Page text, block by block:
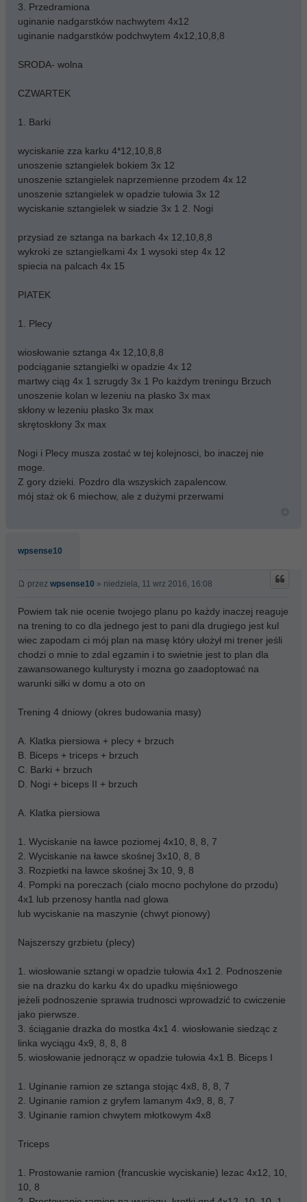
3. Przedramiona
uginanie nadgarstków nachwytem 4x12
uginanie nadgarstków podchwytem 4x12,10,8,8
SRODA- wolna
CZWARTEK
1. Barki
wyciskanie zza karku 4*12,10,8,8
unoszenie sztangielek bokiem 3x 12
unoszenie sztangielek naprzemienne przodem 4x 12
unoszenie sztangielek w opadzie tułowia 3x 12
wyciskanie sztangielek w siadzie 3x 1 2. Nogi
przysiad ze sztanga na barkach 4x 12,10,8,8
wykroki ze sztangielkami 4x 1 wysoki step 4x 12
spiecia na palcach 4x 15
PIATEK
1. Plecy
wiosłowanie sztanga 4x 12,10,8,8
podciąganie sztangielki w opadzie 4x 12
martwy ciąg 4x 1 szrugdy 3x 1 Po każdym treningu Brzuch
unoszenie kolan w lezeniu na płasko 3x max
skłony w lezeniu płasko 3x max
skrętoskłony 3x max
Nogi i Plecy musza zostać w tej kolejnosci, bo inaczej nie
moge.
Z gory dzieki. Pozdro dla wszyskich zapalencow.
mój staż ok 6 miechow, ale z dużymi przerwami
wpsense10
przez wpsense10 » niedziela, 11 wrz 2016, 16:08
Powiem tak nie ocenie twojego planu po każdy inaczej reaguje
na trening to co dla jednego jest to pani dla drugiego jest kul
wiec zapodam ci mój plan na masę który ułożył mi trener jeśli
chodzi o mnie to zdal egzamin i to swietnie jest to plan dla
zawansowanego kulturysty i mozna go zaadoptować na
warunki siłki w domu a oto on
Trening 4 dniowy (okres budowania masy)
A. Klatka piersiowa + plecy + brzuch
B. Biceps + triceps + brzuch
C. Barki + brzuch
D. Nogi + biceps II + brzuch
A. Klatka piersiowa
1. Wyciskanie na ławce poziomej 4x10, 8, 8, 7
2. Wyciskanie na ławce skośnej 3x10, 8, 8
3. Rozpietki na ławce skośnej 3x 10, 9, 8
4. Pompki na poreczach (cialo mocno pochylone do przodu)
4x1 lub przenosy hantla nad glowa
lub wyciskanie na maszynie (chwyt pionowy)
Najszerszy grzbietu (plecy)
1. wiosłowanie sztangi w opadzie tułowia 4x1 2. Podnoszenie
sie na drazku do karku 4x do upadku mięśniowego
jeżeli podnoszenie sprawia trudnosci wprowadzić to cwiczenie
jako pierwsze.
3. ściąganie drazka do mostka 4x1 4. wiosłowanie siedząc z
linka wyciągu 4x9, 8, 8, 8
5. wiosłowanie jednorącz w opadzie tułowia 4x1 B. Biceps I
1. Uginanie ramion ze sztanga stojąc 4x8, 8, 8, 7
2. Uginanie ramion z gryfem lamanym 4x9, 8, 8, 7
3. Uginanie ramion chwytem młotkowym 4x8
Triceps
1. Prostowanie ramion (francuskie wyciskanie) lezac 4x12, 10,
10, 8